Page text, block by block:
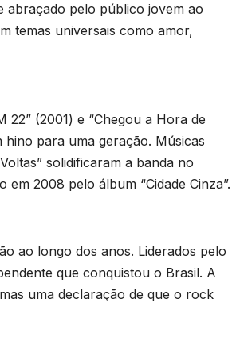
abraçado pelo público jovem ao
temas universais como amor,
(2001) e “Chegou a Hora de
hino para uma geração. Músicas
solidificaram a banda no
2008 pelo álbum “Cidade Cinza”.
ao longo dos anos. Liderados pelo
que conquistou o Brasil. A
uma declaração de que o rock